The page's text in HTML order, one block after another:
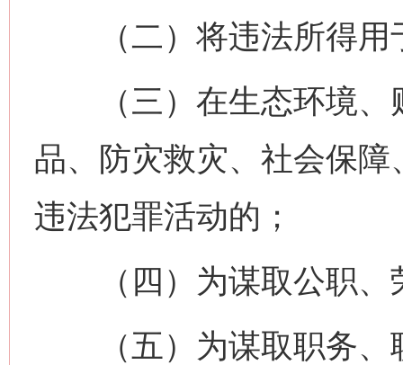
（二）将违法所得用
（三）在生态环境、
品、防灾救灾、社会保
违法犯罪活动的；
（四）为谋取公职、
（五）为谋取职务、